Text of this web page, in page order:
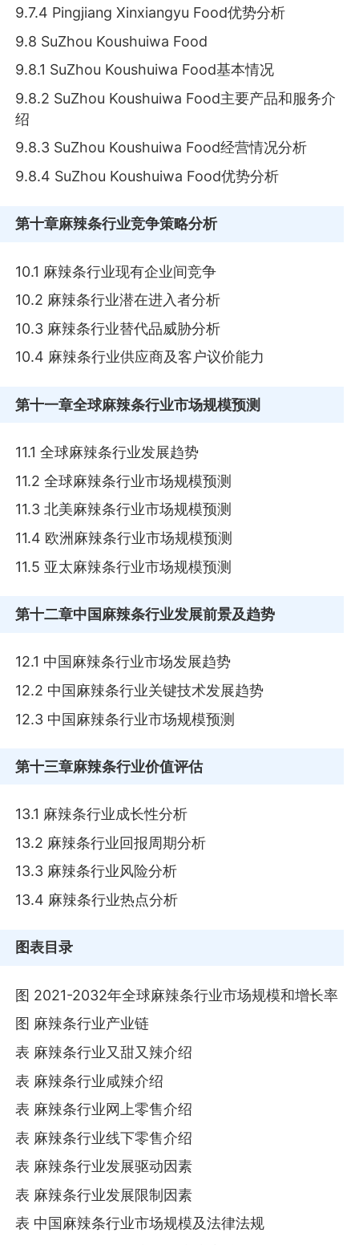
9.7.4 Pingjiang Xinxiangyu Food优势分析
9.8 SuZhou Koushuiwa Food
9.8.1 SuZhou Koushuiwa Food基本情况
9.8.2 SuZhou Koushuiwa Food主要产品和服务介
绍
9.8.3 SuZhou Koushuiwa Food经营情况分析
9.8.4 SuZhou Koushuiwa Food优势分析
第十章麻辣条行业竞争策略分析
10.1 麻辣条行业现有企业间竞争
10.2 麻辣条行业潜在进入者分析
10.3 麻辣条行业替代品威胁分析
10.4 麻辣条行业供应商及客户议价能力
第十一章全球麻辣条行业市场规模预测
11.1 全球麻辣条行业发展趋势
11.2 全球麻辣条行业市场规模预测
11.3 北美麻辣条行业市场规模预测
11.4 欧洲麻辣条行业市场规模预测
11.5 亚太麻辣条行业市场规模预测
第十二章中国麻辣条行业发展前景及趋势
12.1 中国麻辣条行业市场发展趋势
12.2 中国麻辣条行业关键技术发展趋势
12.3 中国麻辣条行业市场规模预测
第十三章麻辣条行业价值评估
13.1 麻辣条行业成长性分析
13.2 麻辣条行业回报周期分析
13.3 麻辣条行业风险分析
13.4 麻辣条行业热点分析
图表目录
图 2021-2032年全球麻辣条行业市场规模和增长率
图 麻辣条行业产业链
表 麻辣条行业又甜又辣介绍
表 麻辣条行业咸辣介绍
表 麻辣条行业网上零售介绍
表 麻辣条行业线下零售介绍
表 麻辣条行业发展驱动因素
表 麻辣条行业发展限制因素
表 中国麻辣条行业市场规模及法律法规